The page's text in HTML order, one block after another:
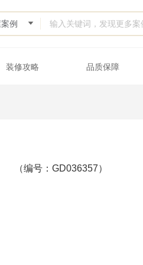
装修攻略 品质保障
（编号：GD036357）